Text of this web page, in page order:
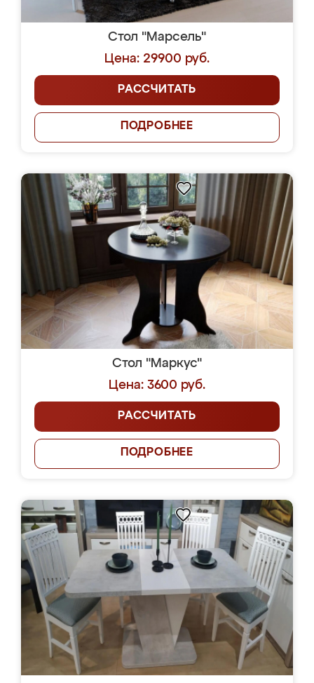
Стол "Марсель"
Цена: 29900 руб.
РАССЧИТАТЬ
ПОДРОБНЕЕ
Стол "Маркус"
Цена: 3600 руб.
РАССЧИТАТЬ
ПОДРОБНЕЕ